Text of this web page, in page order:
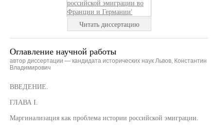
Читать диссертацию
Оглавление научной работы
автор диссертации — кандидата исторических наук Львов, Константин
Владимирович
ВВЕДЕНИЕ.
ГЛАВА I.
Маргинализация как проблема истории российской эмиграции.